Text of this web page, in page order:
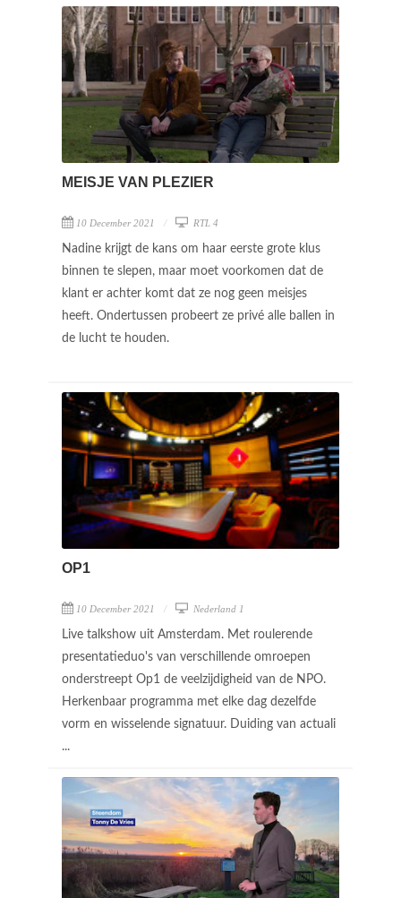
MEISJE VAN PLEZIER
10 December 2021 RTL 4
Nadine krijgt de kans om haar eerste grote klus
binnen te slepen, maar moet voorkomen dat de
klant er achter komt dat ze nog geen meisjes
heeft. Ondertussen probeert ze privé alle ballen in
de lucht te houden.
OP1
10 December 2021 Nederland 1
Live talkshow uit Amsterdam. Met roulerende
presentatieduo's van verschillende omroepen
onderstreept Op1 de veelzijdigheid van de NPO.
Herkenbaar programma met elke dag dezelfde
vorm en wisselende signatuur. Duiding van actuali
...